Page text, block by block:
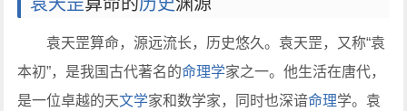
袁天罡算命，源远流长，历史悠久。袁天罡，又称“袁
本初”，是我国古代著名的命理学家之一。他生活在唐代，
是一位卓越的天文学家和数学家，同时也深谙命理学。袁